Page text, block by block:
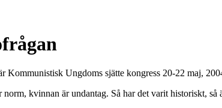
Kommunistisk Ungdoms sjätte kongress 20-22 maj,
kvinnan är undantag. Så har det varit historiskt, så